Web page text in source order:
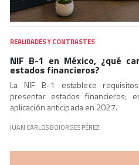
REALIDADES Y CONTRASTES
NIF B-1 en México, ¿qué
estados financieros?
La NIF B-1 establece
presentar estados financieros;
aplicación anticipada en 2027.
JUAN CARLOS BOJORGES PÉREZ